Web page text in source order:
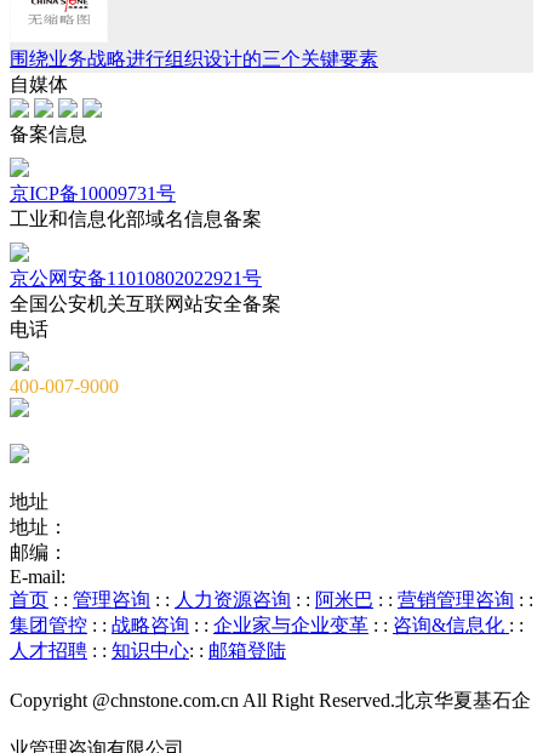
围绕业务战略进行组织设计的三个关键要素
自媒体
备案信息
京ICP备10009731号
工业和信息化部域名信息备案
京公网安备11010802022921号
全国公安机关互联网站安全备案
电话
400-007-9000
地址
地址：
邮编：
E-mail:
首页 : : 管理咨询 : : 人力资源咨询 : : 阿米巴 : : 营销管理咨询 : :
集团管控 : : 战略咨询 : : 企业家与企业变革 : : 咨询&信息化 : :
人才招聘 : : 知识中心: : 邮箱登陆
Copyright @chnstone.com.cn All Right Reserved.北京华夏基石企